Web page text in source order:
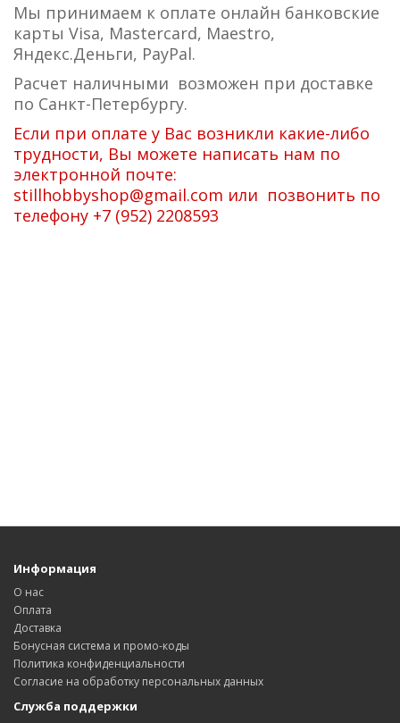
Мы принимаем к оплате онлайн банковские
карты Visa, Mastercard, Maestro,
Яндекс.Деньги, PayPal.
Расчет наличными возможен при доставке
по Санкт-Петербургу.
Если при оплате у Вас возникли какие-либо
трудности, Вы можете написать нам по
электронной почте:
stillhobbyshop@gmail.com или позвонить по
телефону +7 (952) 2208593
Информация
О нас
Оплата
Доставка
Бонусная система и промо-коды
Политика конфиденциальности
Согласие на обработку персональных данных
Служба поддержки